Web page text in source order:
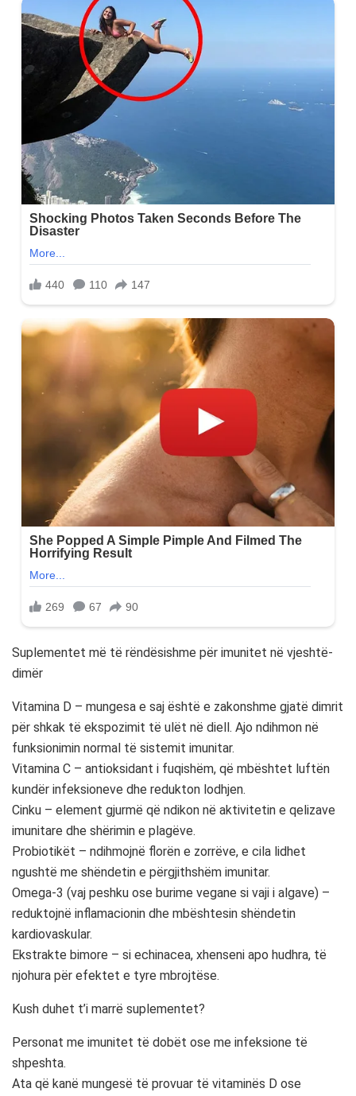
Suplementet më të rëndësishme për imunitet në vjeshtë-
dimër
Vitamina D – mungesa e saj është e zakonshme gjatë dimrit
për shkak të ekspozimit të ulët në diell. Ajo ndihmon në
funksionimin normal të sistemit imunitar.
Vitamina C – antioksidant i fuqishëm, që mbështet luftën
kundër infeksioneve dhe redukton lodhjen.
Cinku – element gjurmë që ndikon në aktivitetin e qelizave
imunitare dhe shërimin e plagëve.
Probiotikët – ndihmojnë florën e zorrëve, e cila lidhet
ngushtë me shëndetin e përgjithshëm imunitar.
Omega-3 (vaj peshku ose burime vegane si vaji i algave) –
reduktojnë inflamacionin dhe mbështesin shëndetin
kardiovaskular.
Ekstrakte bimore – si echinacea, xhenseni apo hudhra, të
njohura për efektet e tyre mbrojtëse.
Kush duhet t’i marrë suplementet?
Personat me imunitet të dobët ose me infeksione të
shpeshta.
Ata që kanë mungesë të provuar të vitaminës D ose